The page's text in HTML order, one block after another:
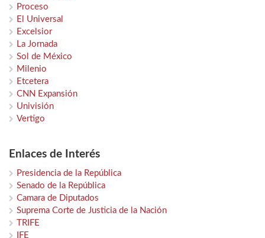
Proceso
El Universal
Excelsior
La Jornada
Sol de México
Milenio
Etcetera
CNN Expansión
Univisión
Vertigo
Enlaces de Interés
Presidencia de la República
Senado de la República
Camara de Diputados
Suprema Corte de Justicia de la Nación
TRIFE
IFE